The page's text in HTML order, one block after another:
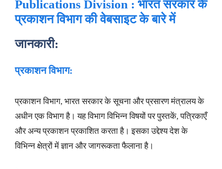
Publications Division : भारत सरकार के
प्रकाशन विभाग की वेबसाइट के बारे में
जानकारी:
प्रकाशन विभाग:
प्रकाशन विभाग, भारत सरकार के सूचना और प्रसारण मंत्रालय के
अधीन एक विभाग है। यह विभाग विभिन्न विषयों पर पुस्तकें, पत्रिकाएँ
और अन्य प्रकाशन प्रकाशित करता है। इसका उद्देश्य देश के
विभिन्न क्षेत्रों में ज्ञान और जागरूकता फैलाना है।